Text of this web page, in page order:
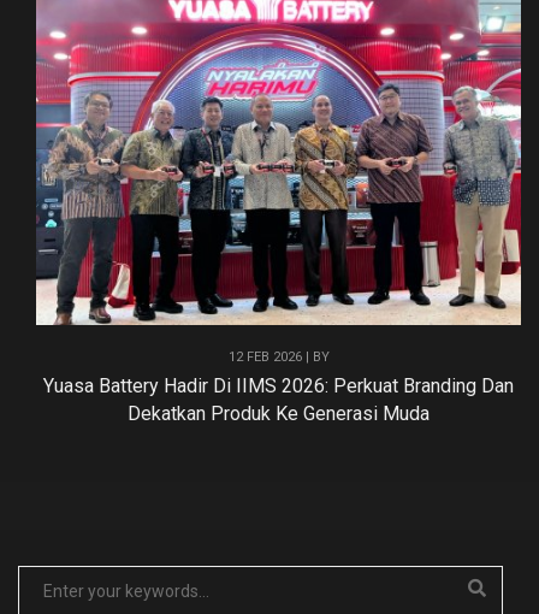
12 FEB 2026 | BY
Yuasa Battery Hadir Di IIMS 2026: Perkuat Branding Dan
Dekatkan Produk Ke Generasi Muda